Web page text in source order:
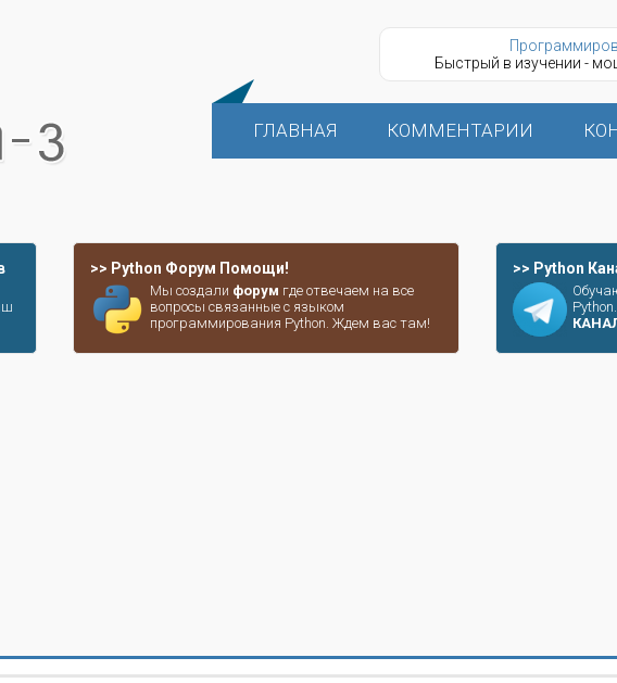
Быстрый в изучении -
ГЛАВНАЯ КОММЕНТАРИИ
>> Python Форум Помощи!
Мы создали форум где отвечаем на все
вопросы связанные с языком
программирования Python. Ждем вас там!
>> Python